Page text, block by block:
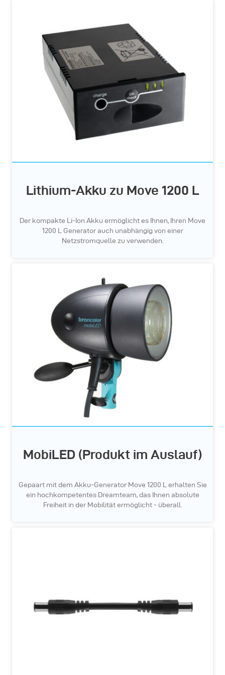
Lithium-Akku zu Move 1200 L
Der kompakte Li-Ion Akku ermöglicht es Ihnen, Ihren Move
1200 L Generator auch unabhängig von einer
Netzstromquelle zu verwenden.
MobiLED (Produkt im Auslauf)
Gepaart mit dem Akku-Generator Move 1200 L erhalten Sie
ein hochkompetentes Dreamteam, das Ihnen absolute
Freiheit in der Mobilität ermöglicht - überall.